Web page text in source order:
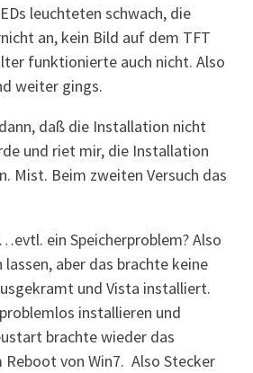
leuchteten schwach, die
an, kein Bild auf dem TFT
funktionierte auch nicht. Also
weiter gings.
daß die Installation nicht
und riet mir, die Installation
Mist. Beim zweiten Versuch das
ein Speicherproblem? Also
aber das brachte keine
und Vista installiert.
installieren und
brachte wieder das
Reboot von Win7. Also Stecker